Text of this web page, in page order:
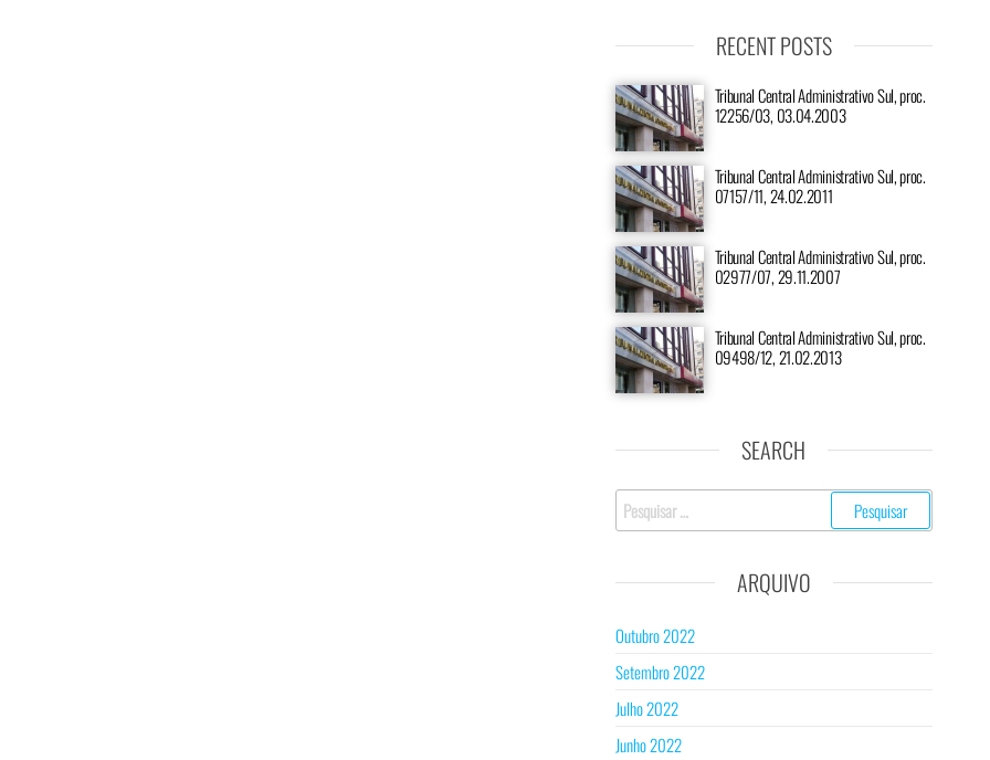
RECENT POSTS
Tribunal Central Administrativo Sul, proc.
12256/03, 03.04.2003
Tribunal Central Administrativo Sul, proc.
07157/11, 24.02.2011
Tribunal Central Administrativo Sul, proc.
02977/07, 29.11.2007
Tribunal Central Administrativo Sul, proc.
09498/12, 21.02.2013
SEARCH
Pesquisar
por:
ARQUIVO
Outubro 2022
Setembro 2022
Julho 2022
Junho 2022